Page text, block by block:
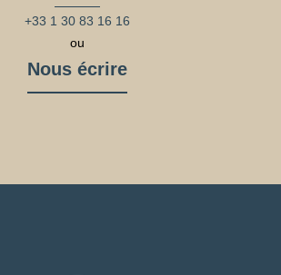
+33 1 30 83 16 16
ou
Nous écrire